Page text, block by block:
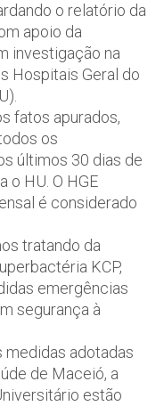
o relatório da
apoio da
investigação na
Hospitais Geral do
fatos apurados,
os
últimos 30 dias de
o HU. O HGE
é considerado
tratando da
KCP,
emergências
segurança à
medidas adotadas
de Maceió, a
estão